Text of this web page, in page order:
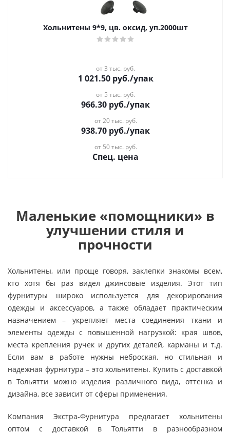
Хольнитены 9*9, цв. оксид, уп.2000шт
от 3 тыс. руб.
1 021.50руб./упак
от 5 тыс. руб.
966.30 руб./упак
от 20 тыс. руб.
938.70 руб./упак
от 50 тыс. руб.
Спец. цена
Маленькие «помощники» в
улучшении стиля и
прочности
Хольнитены, или проще говоря, заклепки знакомы всем,
кто хотя бы раз видел джинсовые изделия. Этот тип
фурнитуры широко используется для декорирования
одежды и аксессуаров, а также обладает практическим
назначением – укрепляет места соединения ткани и
элементы одежды с повышенной нагрузкой: края швов,
места крепления ручек и других деталей, карманы и т.д.
Если вам в работе нужны неброская, но стильная и
надежная фурнитура – это хольнитены. Купить с доставкой
в Тольятти можно изделия различного вида, оттенка и
дизайна, все зависит от сферы применения.
Компания Экстра-Фурнитура предлагает хольнитены
оптом с доставкой в Тольятти в разнообразном